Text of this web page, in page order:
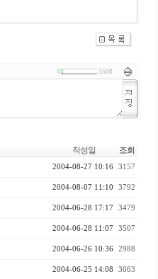
0 3500
작성일 조회
2004-08-27 10:16 3157
2004-08-07 11:10 3792
2004-06-28 17:17 3479
2004-06-28 11:07 3507
2004-06-26 10:36 2988
2004-06-25 14:08 3063